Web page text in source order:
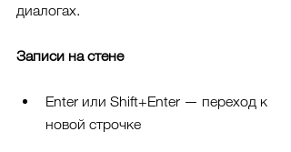
диалогах.
Записи на стене
Enter или Shift+Enter — переход к
новой строчке